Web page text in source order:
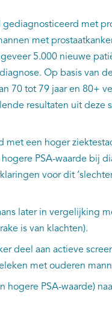
met
met
5.000 nieuwe
Op basis van
70 tot 79 jaar en 80+
resultaten uit deze
met een hoger
PSA-waarde bij
voor dit
later in vergelijking
is van klachten).
deel aan actieve
met ouderen
hogere PSA-waarde)